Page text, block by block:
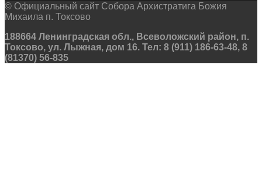
© Официальный сайт Собора Архистратига Божия
Михаила п. Токсово
188664 Ленинградская обл., Всеволожский район, п.
Токсово, ул. Лыжная, дом 16. Тел: 8 (911) 186-63-48, 8
(81370) 56-835